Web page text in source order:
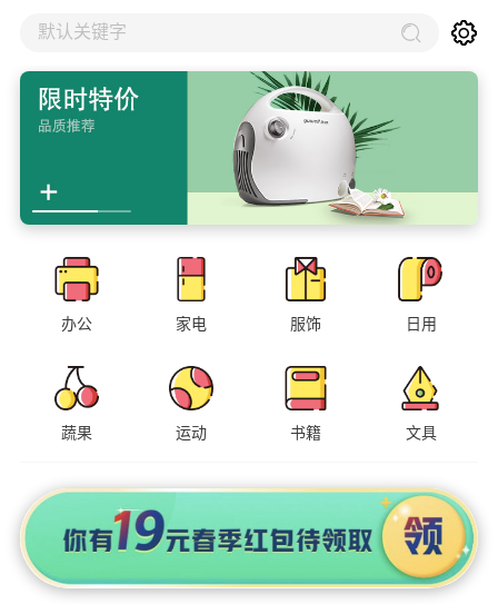
默认关键字
办公 家电 服饰 日用
蔬果 运动 书籍 文具